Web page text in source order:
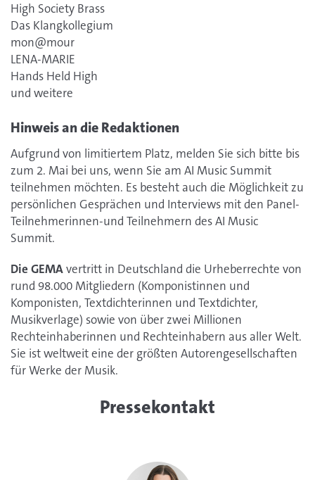
High Society Brass
Das Klangkollegium
mon@mour
LENA-MARIE
Hands Held High
und weitere
Hinweis an die Redaktionen
Aufgrund von limitiertem Platz, melden Sie sich bitte bis
zum 2. Mai bei uns, wenn Sie am AI Music Summit
teilnehmen möchten. Es besteht auch die Möglichkeit zu
persönlichen Gesprächen und Interviews mit den Panel-
Teilnehmerinnen-und Teilnehmern des AI Music
Summit.
Die GEMAvertritt in Deutschland die Urheberrechte von
rund 98.000 Mitgliedern (Komponistinnen und
Komponisten, Textdichterinnen und Textdichter,
Musikverlage) sowie von über zwei Millionen
Rechteinhaberinnen und Rechteinhabern aus aller Welt.
Sie ist weltweit eine der größten Autorengesellschaften
für Werke der Musik.
Pressekontakt